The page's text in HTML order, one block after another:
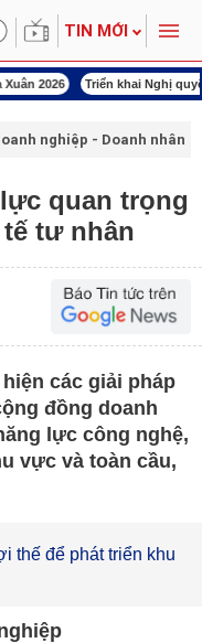
TIN MỚI
khai Nghị quyết Đại hội XIV
nghiệp - Doanh nhân
quan trọng
tư nhân
các giải pháp
đồng doanh
lực công nghệ,
vực và toàn cầu,
thế để phát triển khu